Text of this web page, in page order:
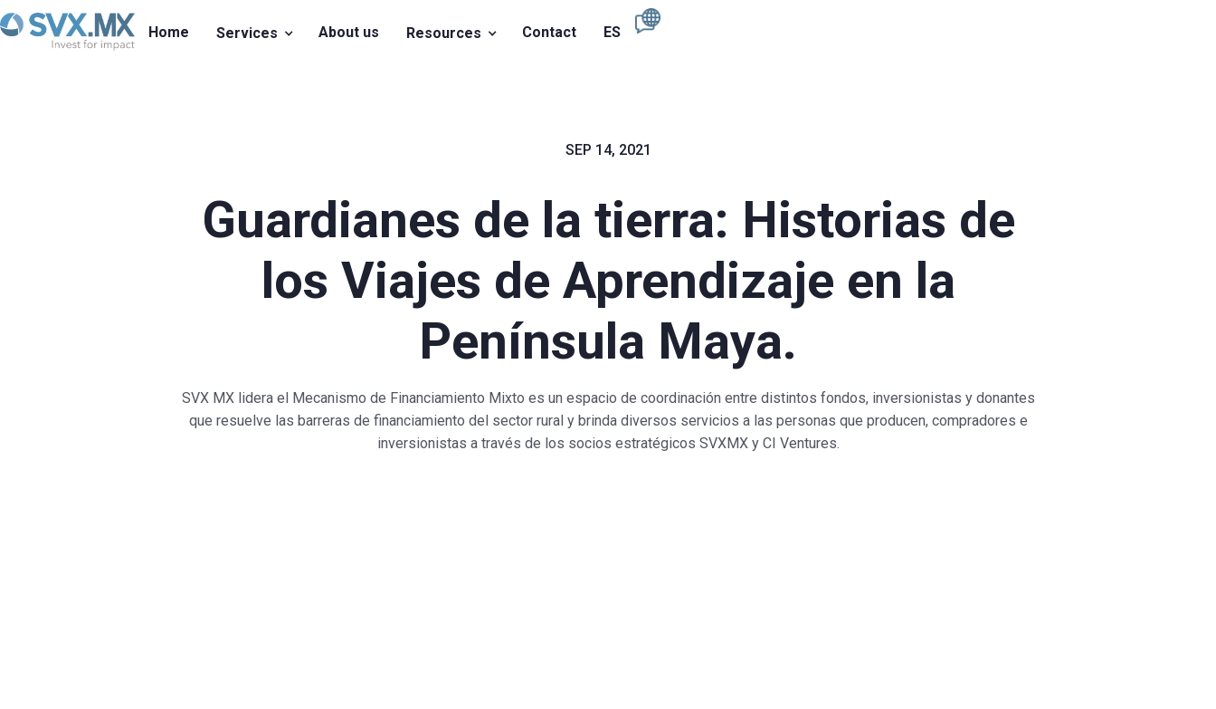
Home Services About us Resources Contact ES
SEP 14, 2021
Guardianes de la tierra: Historias de
los Viajes de Aprendizaje en la
Península Maya.
SVX MX lidera el Mecanismo de Financiamiento Mixto es un espacio de coordinación entre distintos fondos, inversionistas y donantes
que resuelve las barreras de financiamiento del sector rural y brinda diversos servicios a las personas que producen, compradores e
inversionistas a través de los socios estratégicos SVXMX y CI Ventures.